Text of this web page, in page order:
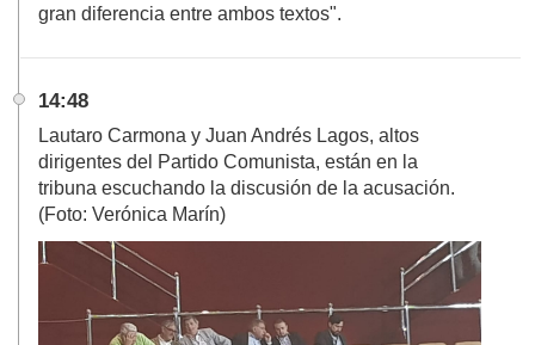
gran diferencia entre ambos textos".
14:48
Lautaro Carmona y Juan Andrés Lagos, altos
dirigentes del Partido Comunista, están en la
tribuna escuchando la discusión de la acusación.
(Foto: Verónica Marín)